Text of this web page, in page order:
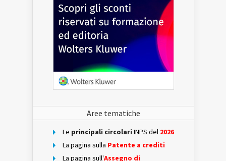
Aree tematiche
Le principali circolari INPS del 2026
La pagina sulla Patente a crediti
La pagina sull'Assegno di